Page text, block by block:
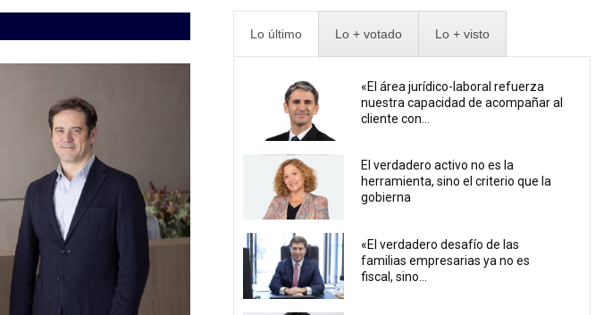
Lo último Lo + votado Lo + visto
«El área jurídico-laboral refuerza
nuestra capacidad de acompañar al
cliente con...
El verdadero activo no es la
herramienta, sino el criterio que la
gobierna
«El verdadero desafío de las
familias empresarias ya no es
fiscal, sino...